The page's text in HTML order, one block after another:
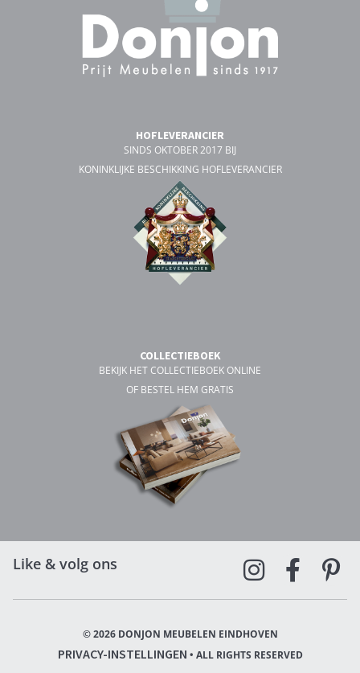
HOFLEVERANCIER
SINDS OKTOBER 2017 BIJ
KONINKLIJKE BESCHIKKING HOFLEVERANCIER
COLLECTIEBOEK
BEKIJK HET COLLECTIEBOEK ONLINE
OF BESTEL HEM GRATIS
Like & volg ons
© 2026 DONJON MEUBELEN EINDHOVEN
PRIVACY-INSTELLINGEN • ALL RIGHTS RESERVED